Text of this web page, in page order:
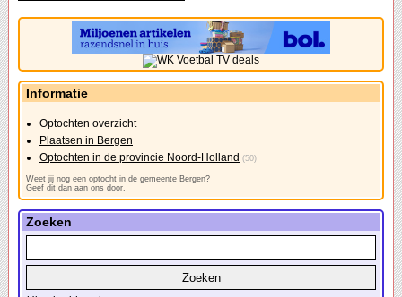
Informatie
Optochten overzicht
Plaatsen in Bergen
Optochten in de provincie Noord-Holland (50)
Weet jij nog een optocht in de gemeente Bergen?
Geef dit dan aan ons door.
Zoeken